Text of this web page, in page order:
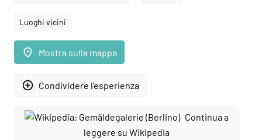
Luoghi vicini
place Mostra sulla mappa
add_circle_outline Condividere l'esperienza
Continua a
leggere su Wikipedia